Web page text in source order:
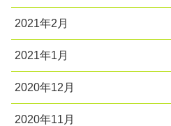
2021年2月
2021年1月
2020年12月
2020年11月